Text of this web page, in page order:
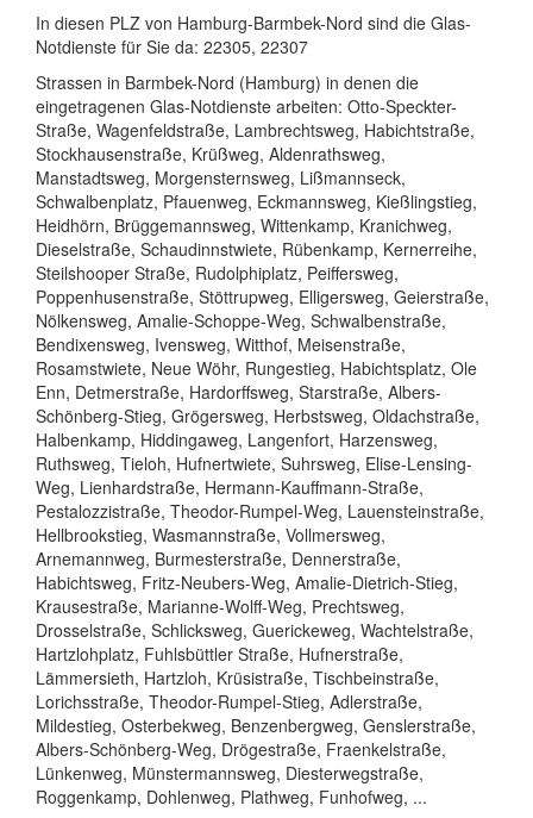
In diesen PLZ von Hamburg-Barmbek-Nord sind die Glas-
Notdienste für Sie da: 22305, 22307
Strassen in Barmbek-Nord (Hamburg) in denen die
eingetragenen Glas-Notdienste arbeiten: Otto-Speckter-
Straße, Wagenfeldstraße, Lambrechtsweg, Habichtstraße,
Stockhausenstraße, Krüßweg, Aldenrathsweg,
Manstadtsweg, Morgensternsweg, Lißmannseck,
Schwalbenplatz, Pfauenweg, Eckmannsweg, Kießlingstieg,
Heidhörn, Brüggemannsweg, Wittenkamp, Kranichweg,
Dieselstraße, Schaudinnstwiete, Rübenkamp, Kernerreihe,
Steilshooper Straße, Rudolphiplatz, Peiffersweg,
Poppenhusenstraße, Stöttrupweg, Elligersweg, Geierstraße,
Nölkensweg, Amalie-Schoppe-Weg, Schwalbenstraße,
Bendixensweg, Ivensweg, Witthof, Meisenstraße,
Rosamstwiete, Neue Wöhr, Rungestieg, Habichtsplatz, Ole
Enn, Detmerstraße, Hardorffsweg, Starstraße, Albers-
Schönberg-Stieg, Grögersweg, Herbstsweg, Oldachstraße,
Halbenkamp, Hiddingaweg, Langenfort, Harzensweg,
Ruthsweg, Tieloh, Hufnertwiete, Suhrsweg, Elise-Lensing-
Weg, Lienhardstraße, Hermann-Kauffmann-Straße,
Pestalozzistraße, Theodor-Rumpel-Weg, Lauensteinstraße,
Hellbrookstieg, Wasmannstraße, Vollmersweg,
Arnemannweg, Burmesterstraße, Dennerstraße,
Habichtsweg, Fritz-Neubers-Weg, Amalie-Dietrich-Stieg,
Krausestraße, Marianne-Wolff-Weg, Prechtsweg,
Drosselstraße, Schlicksweg, Guerickeweg, Wachtelstraße,
Hartzlohplatz, Fuhlsbüttler Straße, Hufnerstraße,
Lämmersieth, Hartzloh, Krüsistraße, Tischbeinstraße,
Lorichsstraße, Theodor-Rumpel-Stieg, Adlerstraße,
Mildestieg, Osterbekweg, Benzenbergweg, Genslerstraße,
Albers-Schönberg-Weg, Drögestraße, Fraenkelstraße,
Lünkenweg, Münstermannsweg, Diesterwegstraße,
Roggenkamp, Dohlenweg, Plathweg, Funhofweg, ...